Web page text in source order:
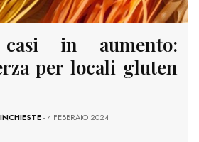
casi in aumento:
per locali gluten
INCHIESTE- 4 FEBBRAIO 2024